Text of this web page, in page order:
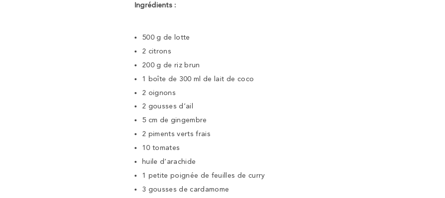
Ingrédients :
500 g de lotte
2 citrons
200 g de riz brun
1 boîte de 300 ml de lait de coco
2 oignons
2 gousses d’ail
5 cm de gingembre
2 piments verts frais
10 tomates
huile d’arachide
1 petite poignée de feuilles de curry
3 gousses de cardamome